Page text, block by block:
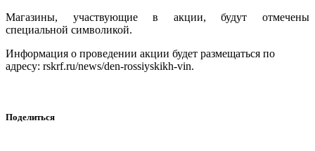
Магазины, участвующие в акции, будут отмечены
специальной символикой.
Информация о проведении акции будет размещаться по
адресу: rskrf.ru/news/den-rossiyskikh-vin.
Поделиться